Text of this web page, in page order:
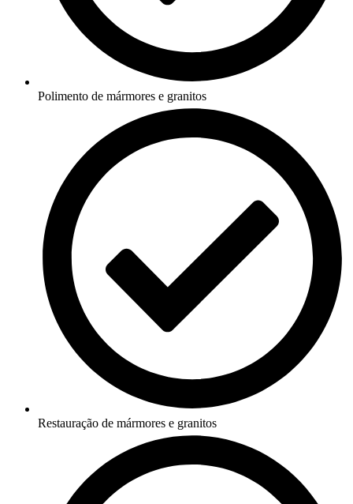
Polimento de mármores e granitos
Restauração de mármores e granitos